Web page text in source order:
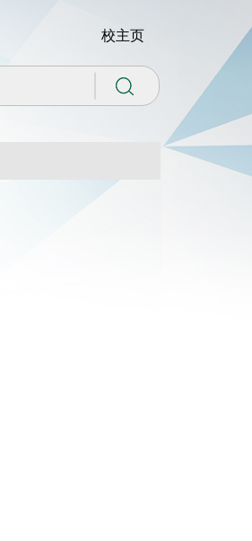
校主页